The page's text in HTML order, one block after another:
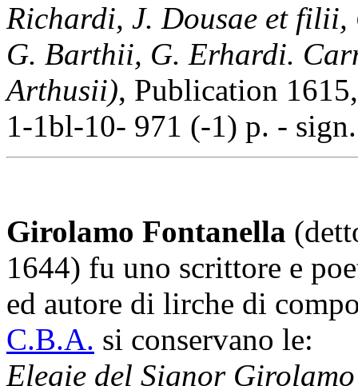
Richardi, J. Dousae et filii,
G. Barthii, G. Erhardi.
Arthusii), Publication
1-1bl-10- 971 (-1) p. -
Girolamo Fontanella
1644) fu uno scrittore e
ed autore di lirche di
C.B.A. si conservano le:
Elegie del Signor